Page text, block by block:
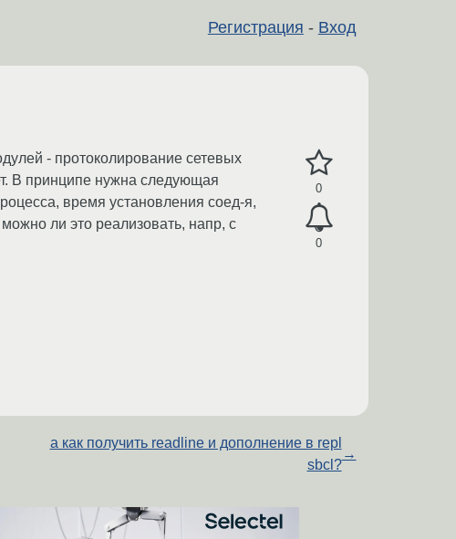
Регистрация - Вход
0
0
- протоколирование сетевых
В принципе нужна следующая
время установления соед-я,
ли это реализовать, напр, с
а как получить readline и дополнение в repl
sbcl?
→